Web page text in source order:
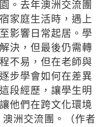
。去年澳洲交流團
家庭生活時，遇上
影響日常起居。學
決，但最後仍需轉
不易，但在老師與
步學會如何在差異
段經歷，讓學生明
他們在跨文化環境
洲交流團。（作者